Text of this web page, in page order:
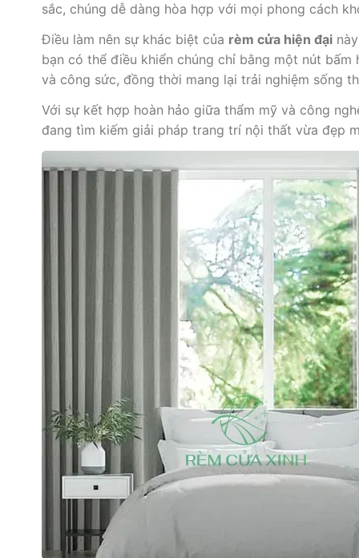
sắc, chúng dễ dàng hòa hợp với mọi phong cách
Điều làm nên sự khác biệt của rèm cửa hiện đạinày
bạn có thể điều khiển chúng chỉ bằng một nút
và công sức, đồng thời mang lại trải nghiệm sống
Với sự kết hợp hoàn hảo giữa thẩm mỹ và công
đang tìm kiếm giải pháp trang trí nội thất vừa đẹp